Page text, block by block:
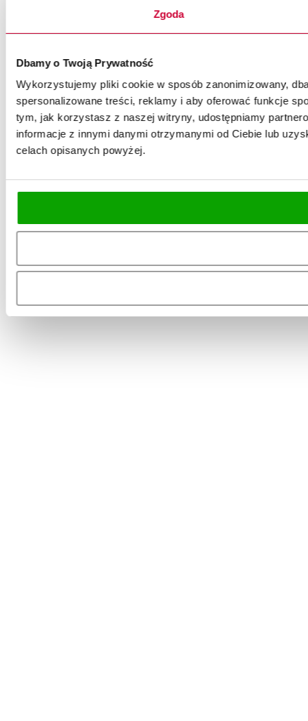
Zgoda
Dbamy o Twoją Prywatność
Wykorzystujemy pliki cookie w sposób zanonimizowany,
spersonalizowane treści, reklamy i aby oferować funkcje
tym, jak korzystasz z naszej witryny, udostępniamy
informacje z innymi danymi otrzymanymi od Ciebie lub
celach opisanych powyżej.